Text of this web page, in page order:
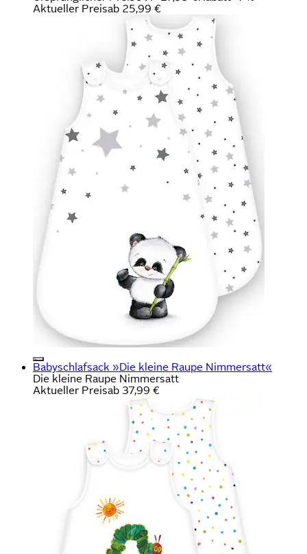
Aktueller Preisab 25,99 €
Babyschlafsack »Die kleine Raupe Nimmersatt«
Die kleine Raupe Nimmersatt
Aktueller Preisab 37,99 €